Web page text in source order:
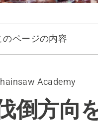
のページの内容
つる
追い口
Academy
倒方向